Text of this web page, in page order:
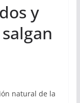
y
natural de la